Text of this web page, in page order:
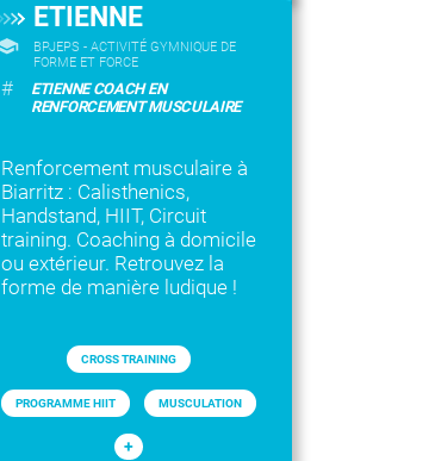
ETIENNE
BPJEPS - ACTIVITÉ GYMNIQUE DE
FORME ET FORCE
#
ETIENNE COACH EN
RENFORCEMENT MUSCULAIRE
Renforcement musculaire à
Biarritz : Calisthenics,
Handstand, HIIT, Circuit
training. Coaching à domicile
ou extérieur. Retrouvez la
forme de manière ludique !
CROSS TRAINING
PROGRAMME HIIT MUSCULATION
+